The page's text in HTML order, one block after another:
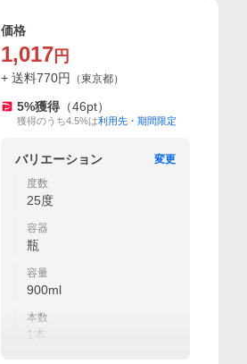
価格
1,017 円
+ 送料770円 （東京都）
5%獲得 （46pt）
獲得のうち4.5%は利用先・期間限定
バリエーション
変更
度数
25度
容器
瓶
容量
900ml
本数
1本